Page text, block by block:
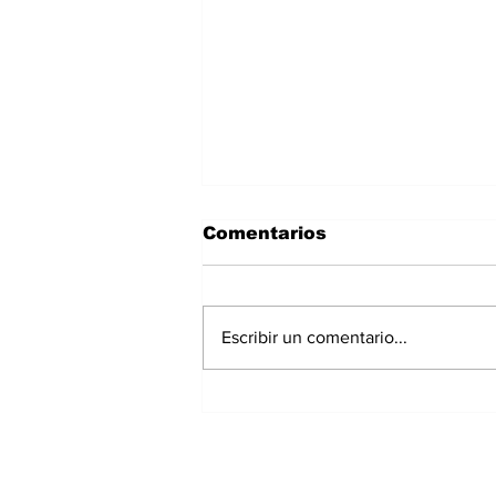
Comentarios
Escribir un comentario...